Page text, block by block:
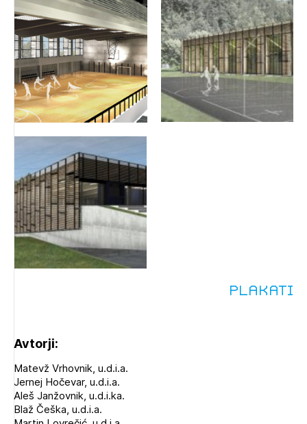
Plakati
Avtorji:
Matevž Vrhovnik, u.d.i.a.
Jernej Hočevar, u.d.i.a.
Aleš Janžovnik, u.d.i.ka.
Blaž Češka, u.d.i.a.